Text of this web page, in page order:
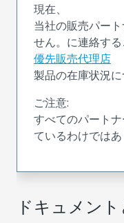
ドキュメン
現在、
当社の販売パー
せん。に連絡す
優先販売代理店
製品の在庫状況
ご注意:
すべてのパート
ているわけではあ